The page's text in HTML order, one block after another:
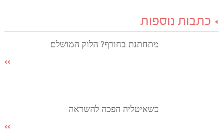
כתבות נוספות
מתחתנת בחורף? הלוק המושלם
כשאיטליה הפכה להשראה